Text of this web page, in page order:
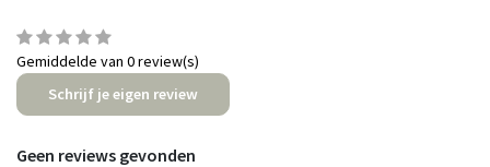
Gemiddelde van 0 review(s)
Schrijf je eigen review
Geen reviews gevonden